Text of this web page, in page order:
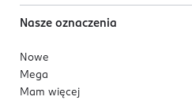
Nasze oznaczenia
Nowe
Mega
Mam więcej